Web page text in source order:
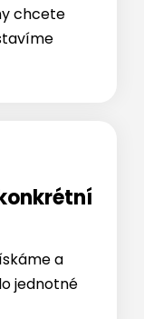
a
jednotné